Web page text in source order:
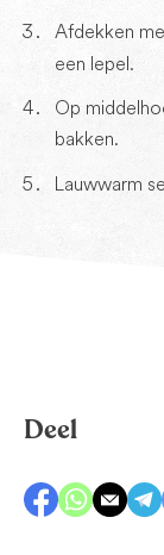
Afdekken
een lepel.
Op
bakken.
Lauwwarm
Deel